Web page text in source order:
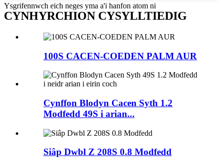
Ysgrifennwch eich neges yma a'i hanfon atom ni
CYNHYRCHION CYSYLLTIEDIG
100S CACEN-COEDEN PALM AUR
Cynffon Blodyn Cacen Syth 1.2
Modfedd 49S i arian...
Siâp Dwbl Z 208S 0.8 Modfedd